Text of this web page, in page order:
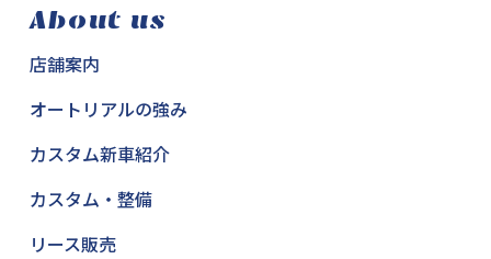
About us
店舗案内
オートリアルの強み
カスタム新車紹介
カスタム・整備
リース販売